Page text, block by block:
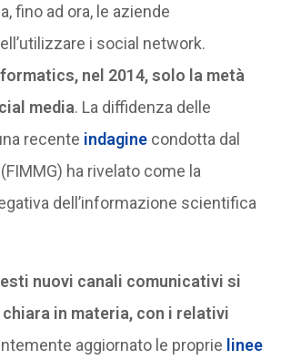
fino ad ora, le aziende
i social network.
nel 2014, solo la metà
media. La diffidenza delle
recente indaginecondotta dal
ha rivelato come la
dell’informazione scientifica
nuovi canali comunicativi si
in materia, con i relativi
aggiornato le proprie linee